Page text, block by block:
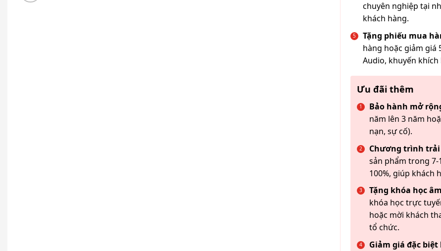
chuyên nghiệp tại
khách hàng.
Tặng phiếu mua
hàng hoặc giảm giá
Audio, khuyến
Ưu đãi thêm
Bảo hành mở
năm lên 3 năm
nạn, sự cố).
Chương trình
sản phẩm trong
100%, giúp khách
Tặng khóa học
khóa học trực
hoặc mời khách
tổ chức.
Giảm giá đặc